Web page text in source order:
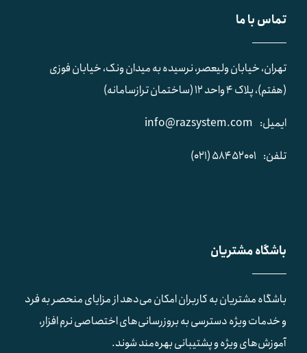
تماس با ما
تهران، خیابان ولیعصر، نرسیده به میدان ونک، خیابان فوزی
(هفتم)، پلاک ۴ واحد ۱۲ (ساختمان ترازسامانه)
ایمیل: info@razsystem.com
تلفن: 58452001 (021)
باشگاه مشتریان
باشگاه مشتریان به کاربران امکان می‌دهد از مزایای منحصر به فرد
و خدمات ویژه دسترسی به بروزرسانی‌های اختصاصی نرم افزار،
آموزش‌های ویژه و پشتیبانی بهره‌مند شوند.